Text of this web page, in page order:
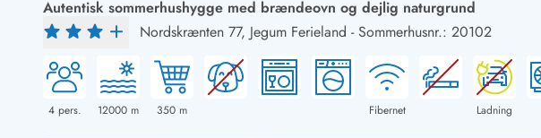
Nyheder
Nyheder hos Esmark Med swimmingpoolSommerhuse med hund
Nyrenoverede sommerhuse
Sommerhuse med slutrengøring inklusive
Sommerhuse tæt ved vandet
Sommerhuse med søndagsskift
Sommerhuse med plads til fangsten
Sommerhuse med aktivitetsrum
Autentisk sommerhushygge med brændeovn og dejlig naturgrund
Nordskrænten 77, Jegum Ferieland -Sommerhusnr.: 20102
4pers. 12000 m 350 m Fibernet Ladning